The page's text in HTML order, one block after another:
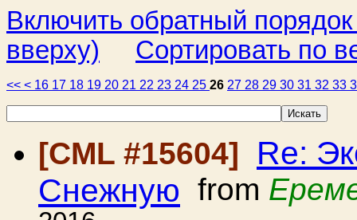
Включить обратный
вверху)
Сортировать по
<< < 16 17 18 19 20 21 22 23 24 25 26 27 28 29 30 31 32 33
[CML #15604] Re:
Снежную from